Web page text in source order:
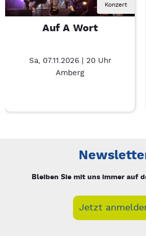
Konzert
Auf A Wort
Sa, 07.11.2026 | 20 Uhr
Amberg
Bleiben Sie mit uns immer auf
Jetzt